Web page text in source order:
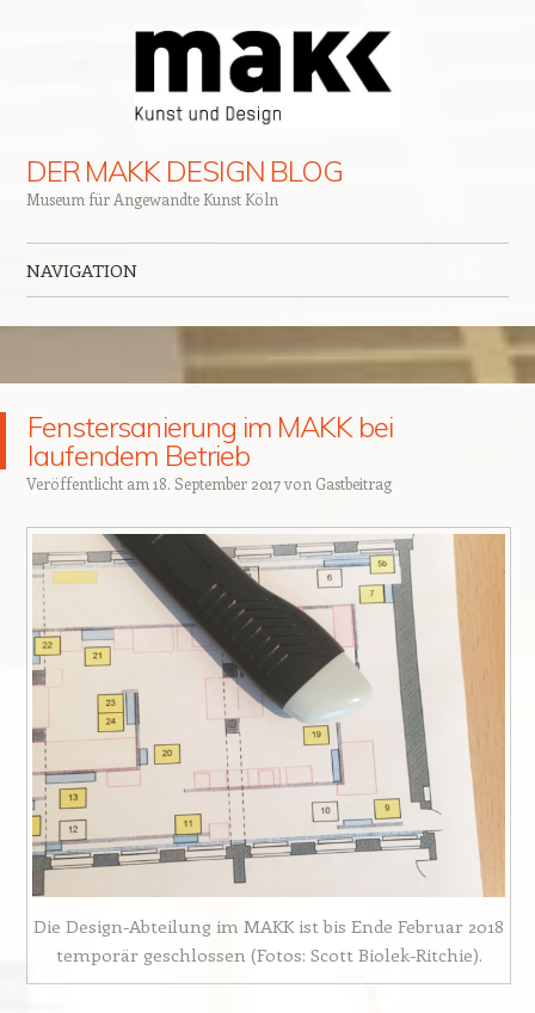
DER MAKK DESIGN BLOG
Museum für Angewandte Kunst Köln
NAVIGATION
Fenstersanierung im MAKK bei
laufendem Betrieb
Veröffentlicht am 18. September 2017von Gastbeitrag
Die Design-Abteilung im MAKK ist bis Ende Februar 2018
temporär geschlossen (Fotos: Scott Biolek-Ritchie).